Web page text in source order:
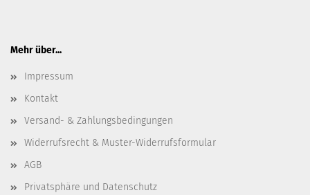
Mehr über...
Impressum
Kontakt
Versand- & Zahlungsbedingungen
Widerrufsrecht & Muster-Widerrufsformular
AGB
Privatsphäre und Datenschutz